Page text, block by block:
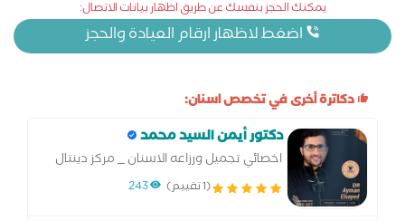
يمكنك الحجز بنفسك عن طريق اظهار بيانات الاتصال:
اضغط لاظهار ارقام العيادة والحجز
دكاترة أخرى في تخصص اسنان:
دكتور أيمن السيد محمد
اخصائي تجميل ورزاعه الاسنان _ مركز دينتال
تاون
(1 تقييم) 243